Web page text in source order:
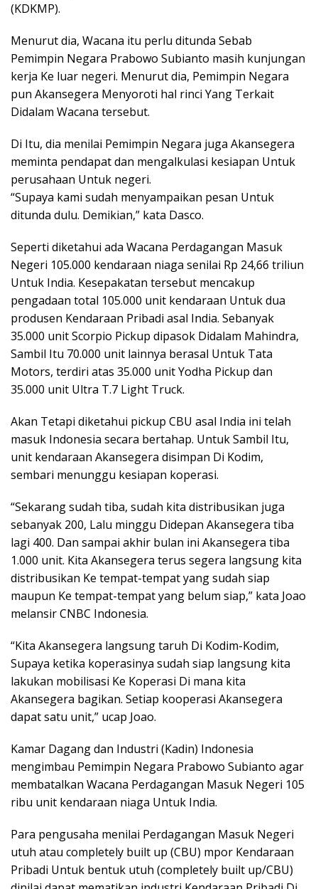
(KDKMP).
Menurut dia, Wacana itu perlu ditunda Sebab
Pemimpin Negara Prabowo Subianto masih kunjungan
kerja Ke luar negeri. Menurut dia, Pemimpin Negara
pun Akansegera Menyoroti hal rinci Yang Terkait
Didalam Wacana tersebut.
Di Itu, dia menilai Pemimpin Negara juga Akansegera
meminta pendapat dan mengalkulasi kesiapan Untuk
perusahaan Untuk negeri.
“Supaya kami sudah menyampaikan pesan Untuk
ditunda dulu. Demikian,” kata Dasco.
Seperti diketahui ada Wacana Perdagangan Masuk
Negeri 105.000 kendaraan niaga senilai Rp 24,66 triliun
Untuk India. Kesepakatan tersebut mencakup
pengadaan total 105.000 unit kendaraan Untuk dua
produsen Kendaraan Pribadi asal India. Sebanyak
35.000 unit Scorpio Pickup dipasok Didalam Mahindra,
Sambil Itu 70.000 unit lainnya berasal Untuk Tata
Motors, terdiri atas 35.000 unit Yodha Pickup dan
35.000 unit Ultra T.7 Light Truck.
Akan Tetapi diketahui pickup CBU asal India ini telah
masuk Indonesia secara bertahap. Untuk Sambil Itu,
unit kendaraan Akansegera disimpan Di Kodim,
sembari menunggu kesiapan koperasi.
“Sekarang sudah tiba, sudah kita distribusikan juga
sebanyak 200, Lalu minggu Didepan Akansegera tiba
lagi 400. Dan sampai akhir bulan ini Akansegera tiba
1.000 unit. Kita Akansegera terus segera langsung kita
distribusikan Ke tempat-tempat yang sudah siap
maupun Ke tempat-tempat yang belum siap,” kata Joao
melansir CNBC Indonesia.
“Kita Akansegera langsung taruh Di Kodim-Kodim,
Supaya ketika koperasinya sudah siap langsung kita
lakukan mobilisasi Ke Koperasi Di mana kita
Akansegera bagikan. Setiap kooperasi Akansegera
dapat satu unit,” ucap Joao.
Kamar Dagang dan Industri (Kadin) Indonesia
mengimbau Pemimpin Negara Prabowo Subianto agar
membatalkan Wacana Perdagangan Masuk Negeri 105
ribu unit kendaraan niaga Untuk India.
Para pengusaha menilai Perdagangan Masuk Negeri
utuh atau completely built up (CBU) mpor Kendaraan
Pribadi Untuk bentuk utuh (completely built up/CBU)